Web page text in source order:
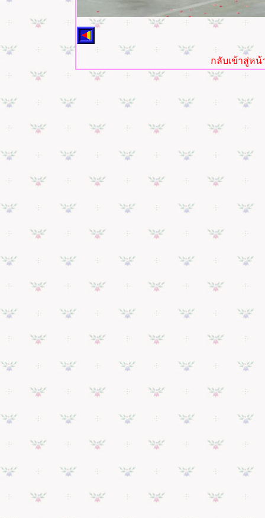
กลับเข้าสู่หน้